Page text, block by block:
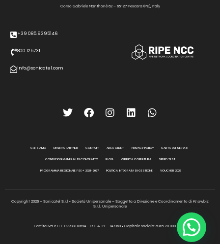
Corso Gabriele Manthonè62 – 65127 Pescara (PE), Italy
+39 085.9395146
800.125731
info@sonicatel.com
CHI SIAMO DIVENTA PARTNER CONTATTI AREA CLIENTI PRIVACY POLICY CARTA DEI SERVIZI
CONDIZIONI GENERALI DI CONTRATTO BLOG VERIFICA COPERTURA SPEED TEST
PROGRAMMA REGIONALE FSE+ 2021-2027 POLITICA INTEGRATA DI GESTIONE VOUCHER 2026
Copyright 2026 – Sonicatel S.r.l • Società Unipersonale – Soggetta a Direzione e Coordinamento di Knowbiz
S.r.l. Unipersonale
Partita Iva e C.F 02298810694 – R.E.A. PE- 147360 • Capitale sociale: euro 28.000,00 i.v.